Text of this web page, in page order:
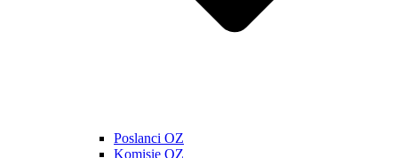
Poslanci OZ
Komisie OZ